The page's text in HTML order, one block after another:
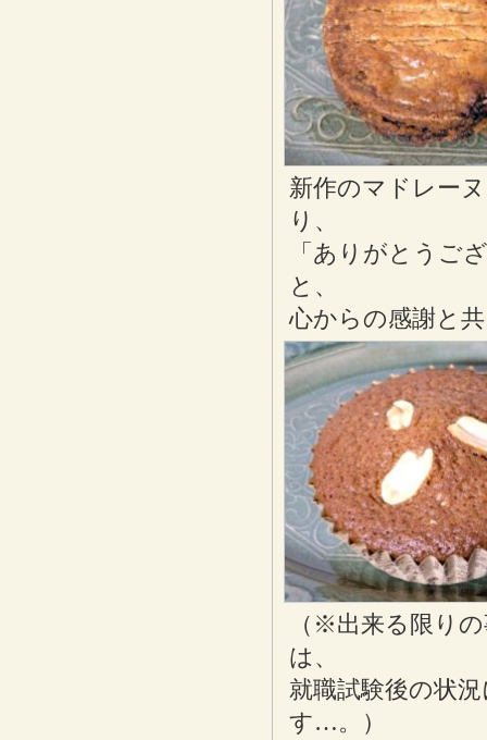
新作のマドレー
り、
「ありがとうご
と、
心からの感謝と
（※出来る限り
は、
就職試験後の状
す…。）